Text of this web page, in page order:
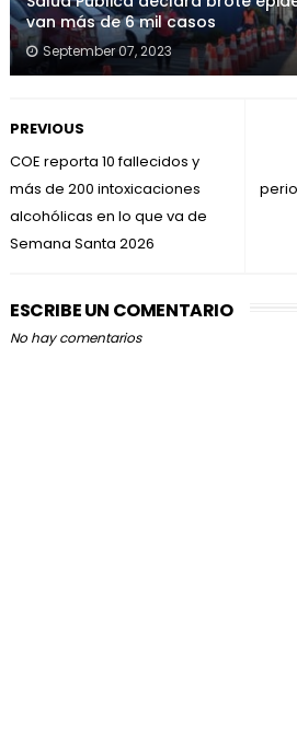
van más de 6 mil casos
September 07, 2023
PREVIOUS
COE reporta 10 fallecidos y
más de 200 intoxicaciones
alcohólicas en lo que va de
Semana Santa 2026
ESCRIBE UN COMENTARIO
No hay comentarios